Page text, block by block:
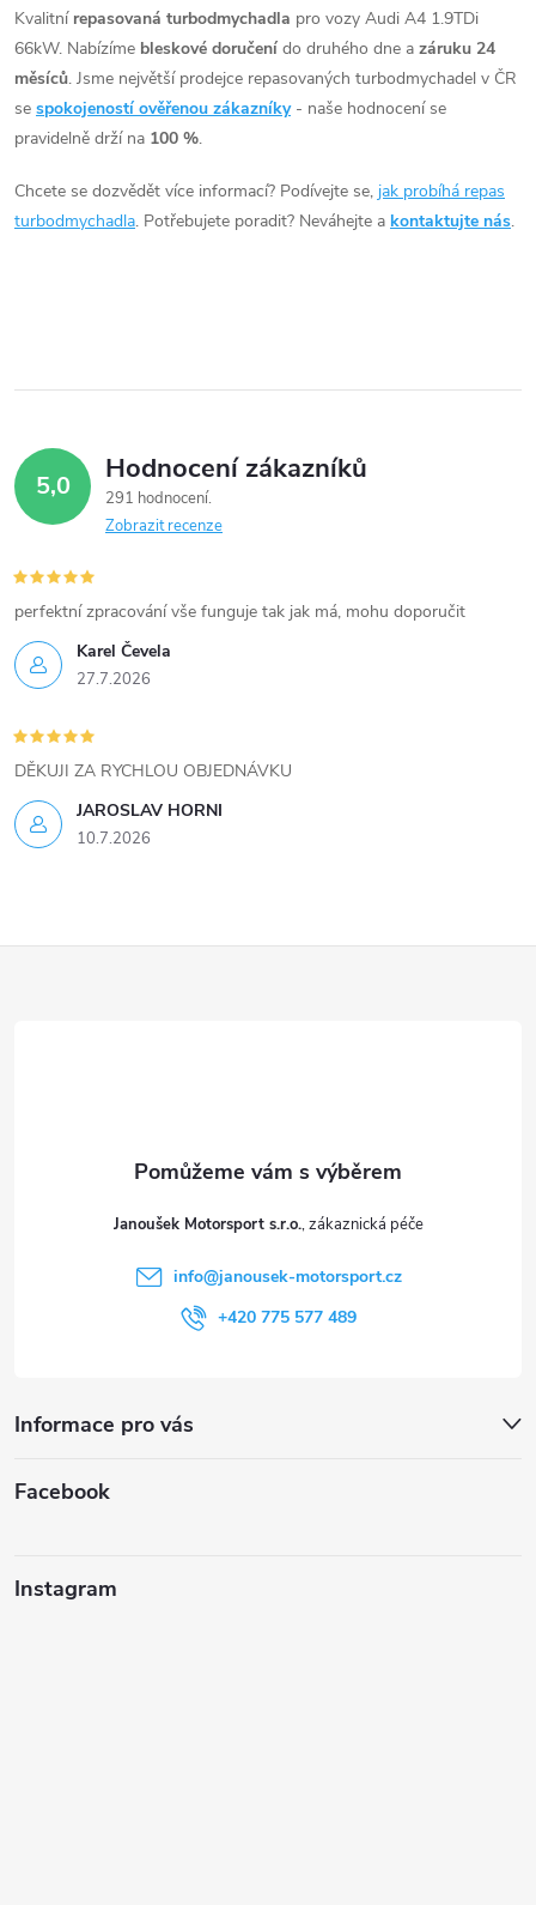
v
l
á
a
v
k
v
ý
p
i
s
u
Kvalitní repasovaná turbodmychadla pro vozy Audi A4 1.9TDi
66kW. Nabízíme bleskové doručení do druhého dne a záruku 24
měsíců. Jsme největší prodejce repasovaných turbodmychadel v ČR
se spokojeností ověřenou zákazníky- naše hodnocení se
pravidelně drží na 100 %.
Chcete se dozvědět více informací? Podívejte se, jak probíhá repas
turbodmychadla. Potřebujete poradit? Neváhejte a kontaktujte nás.
5,0 Hodnocení zákazníků
291 hodnocení
Zobrazit recenze
Karel Čevela
27.7.2026
perfektní zpracování vše funguje tak jak má, mohu doporučit
JAROSLAV HORNI
10.7.2026
DĚKUJI ZA RYCHLOU OBJEDNÁVKU
Janoušek Motorsport s.r.o.
info@janousek-motorsport.cz
+420 775 577 489
Informace pro vás
Facebook
Instagram